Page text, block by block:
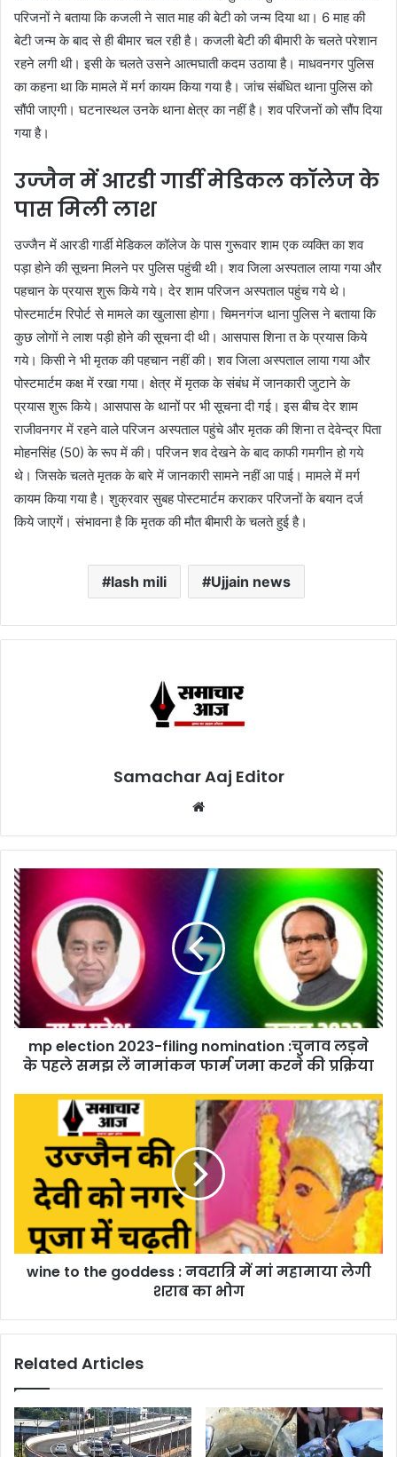
परिजनों ने बताया कि कजली ने सात माह की बेटी को जन्म दिया था। 6 माह की
बेटी जन्म के बाद से ही बीमार चल रही है। कजली बेटी की बीमारी के चलते परेशान
रहने लगी थी। इसी के चलते उसने आत्मघाती कदम उठाया है। माधवनगर पुलिस
का कहना था कि मामले में मर्ग कायम किया गया है। जांच संबंधित थाना पुलिस को
सौंपी जाएगी। घटनास्थल उनके थाना क्षेत्र का नहीं है। शव परिजनों को सौंप दिया
गया है।
उज्‍जैन में आरडी गार्डी मेडिकल कॉलेज के
पास मिली लाश
उज्‍जैन में आरडी गार्डी मेडिकल कॉलेज के पास गुरूवार शाम एक व्यक्ति का शव
पड़ा होने की सूचना मिलने पर पुलिस पहुंची थी। शव जिला अस्पताल लाया गया और
पहचान के प्रयास शुरू किये गये। देर शाम परिजन अस्पताल पहुंच गये थे।
पोस्टमार्टम रिपोर्ट से मामले का खुलासा होगा। चिमनगंज थाना पुलिस ने बताया कि
कुछ लोगों ने लाश पड़ी होने की सूचना दी थी। आसपास शिना त के प्रयास किये
गये। किसी ने भी मृतक की पहचान नहीं की। शव जिला अस्पताल लाया गया और
पोस्टमार्टम कक्ष में रखा गया। क्षेत्र में मृतक के संबंध में जानकारी जुटाने के
प्रयास शुरू किये। आसपास के थानों पर भी सूचना दी गई। इस बीच देर शाम
राजीवनगर में रहने वाले परिजन अस्पताल पहुंचे और मृतक की शिना त देवेन्द्र पिता
मोहनसिंह (50) के रूप में की। परिजन शव देखने के बाद काफी गमगीन हो गये
थे। जिसके चलते मृतक के बारे में जानकारी सामने नहीं आ पाई। मामले में मर्ग
कायम किया गया है। शुक्रवार सुबह पोस्टमार्टम कराकर परिजनों के बयान दर्ज
किये जाएगें। संभावना है कि मृतक की मौत बीमारी के चलते हुई है।
lash mili Ujjain news
Samachar Aaj Editor
mp election 2023-filing nomination :चुनाव लड़ने
के पहले समझ लें नामांकन फार्म जमा करने की प्रक्रिया
wine to the goddess : नवरात्रि में मां महामाया लेगी
शराब का भोग
Related Articles